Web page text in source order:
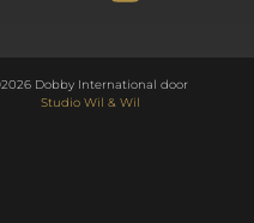
©2026 Dobby International door
Studio Wil & Wil